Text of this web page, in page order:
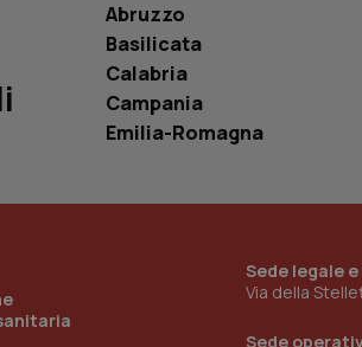
Abruzzo
Basilicata
Calabria
Campania
Emilia-Romagna
Sede legale
Via della
Sede
__Secure-YNID
__Secure-